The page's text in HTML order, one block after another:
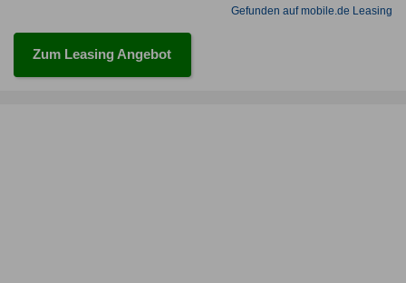
Gefunden auf mobile.de Leasing
Zum Leasing Angebot